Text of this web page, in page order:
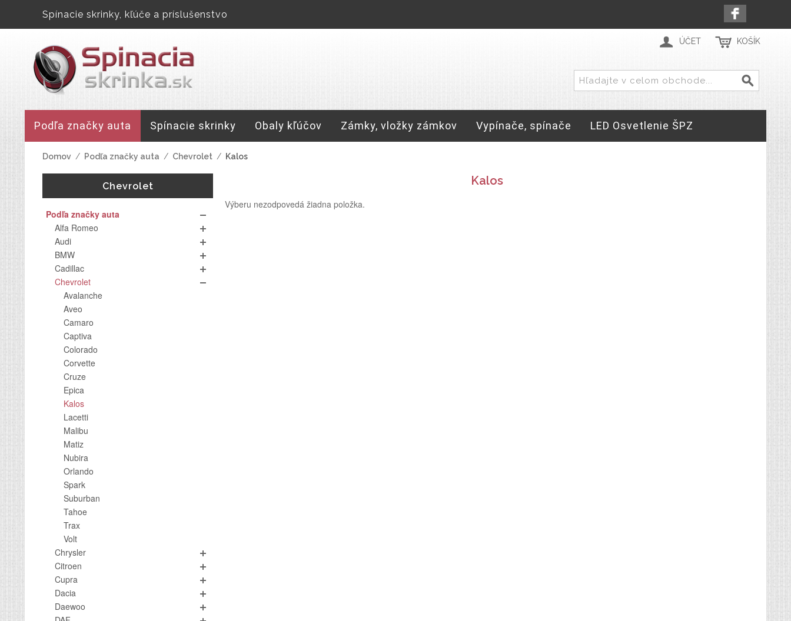
Spínacie skrinky, kľúče a príslušenstvo
ÚČET KOŠÍK
Podľa značky auta Spínacie skrinky Obaly kľúčov Zámky, vložky zámkov Vypínače, spínače LED Osvetlenie ŠPZ
Domov / Podľa značky auta / Chevrolet / Kalos
Kalos
Výberu nezodpovedá žiadna položka.
Chevrolet
Podľa značky auta
Alfa Romeo
Audi
BMW
Cadillac
Chevrolet
Avalanche
Aveo
Camaro
Captiva
Colorado
Corvette
Cruze
Epica
Kalos
Lacetti
Malibu
Matiz
Nubira
Orlando
Spark
Suburban
Tahoe
Trax
Volt
Chrysler
Citroen
Cupra
Dacia
Daewoo